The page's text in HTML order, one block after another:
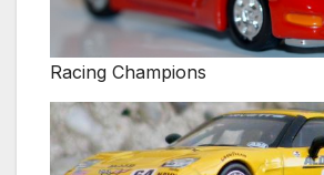
Racing Champions